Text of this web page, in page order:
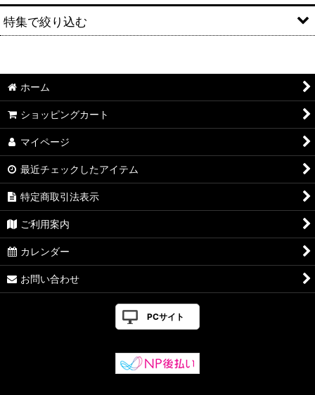
並び順 :
特集で絞り込む
おすすめギフト
送料無料
激安セール
送料割引
体に良い
ホーム
ショッピングカート
マイページ
最近チェックしたアイテム
特定商取引法表示
ご利用案内
カレンダー
お問い合わせ
PCサイト